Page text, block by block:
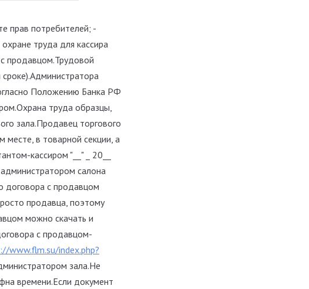
прав потребителей; -
труда для кассира
продавцом.Трудовой
Положению Банка РФ
труда образцы,
зала.Продавец торгового
в товарной секции, а
кассиром "__" _ 20__
салона
договора с продавцом
продавца, поэтому
можно скачать и
с продавцом-
www.flm.su/index.php?
зала.Не
времени.Если документ